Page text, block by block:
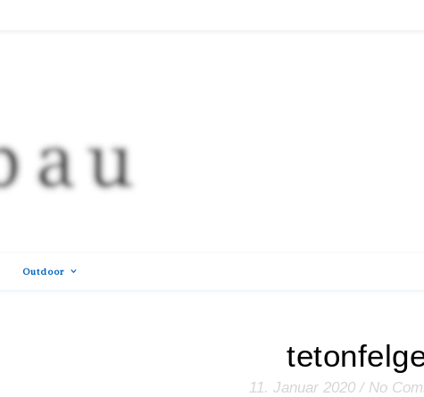
Outdoor
11. Januar 2020 / No